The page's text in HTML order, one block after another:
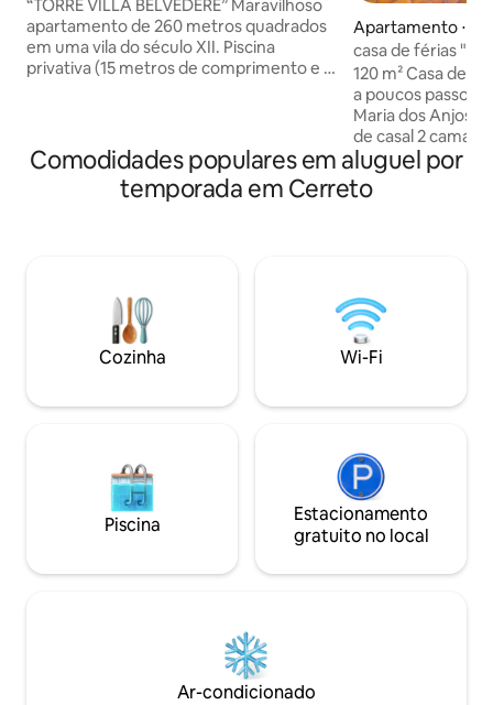
“TORRE VILLA BELVEDERE” Maravilhoso
apartamento de 260 metros quadrados
em uma vila do século XII. Piscina
privativa (15 metros de comprimento e 5
academia e área de relaxamento dentro
da torre. Estacionamento privativo
conveniente dentro da propriedade.
banheiro privativo, TV, cofre.
Apartamento ⋅
degli Angeli
casa de férias "da
120 m² Casa de
a poucos passos
Maria dos Anjos
de casal 2 camas
um terraço
Assis e um
pode comer e
restaurante
50 metros,
comprar bilhetes
casa.
Comodidades populares em aluguel por
temporada em Cerreto
Cozinha Wi-Fi
Piscina
Estacionamento
gratuito no local
Ar-condicionado